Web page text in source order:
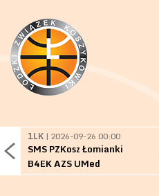
1LK | 2026-09-26 00:00
SMS PZKosz Łomianki
B4EK AZS UMed